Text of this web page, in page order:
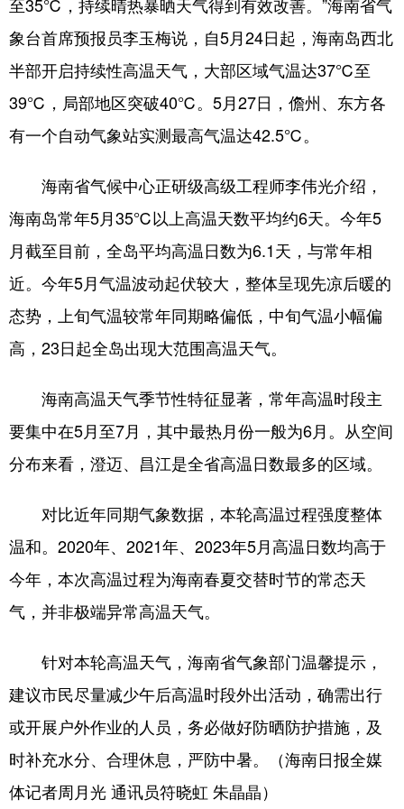
象台首席预报员李玉梅说，自5月24日起，海南岛西北
半部开启持续性高温天气，大部区域气温达37℃至
39℃，局部地区突破40℃。5月27日，儋州、东方各
有一个自动气象站实测最高气温达42.5℃。
海南省气候中心正研级高级工程师李伟光介绍，
海南岛常年5月35℃以上高温天数平均约6天。今年5
月截至目前，全岛平均高温日数为6.1天，与常年相
近。今年5月气温波动起伏较大，整体呈现先凉后暖的
态势，上旬气温较常年同期略偏低，中旬气温小幅偏
高，23日起全岛出现大范围高温天气。
海南高温天气季节性特征显著，常年高温时段主
要集中在5月至7月，其中最热月份一般为6月。从空间
分布来看，澄迈、昌江是全省高温日数最多的区域。
对比近年同期气象数据，本轮高温过程强度整体
温和。2020年、2021年、2023年5月高温日数均高于
今年，本次高温过程为海南春夏交替时节的常态天
气，并非极端异常高温天气。
针对本轮高温天气，海南省气象部门温馨提示，
建议市民尽量减少午后高温时段外出活动，确需出行
或开展户外作业的人员，务必做好防晒防护措施，及
时补充水分、合理休息，严防中暑。（海南日报全媒
体记者周月光 通讯员符晓虹 朱晶晶）